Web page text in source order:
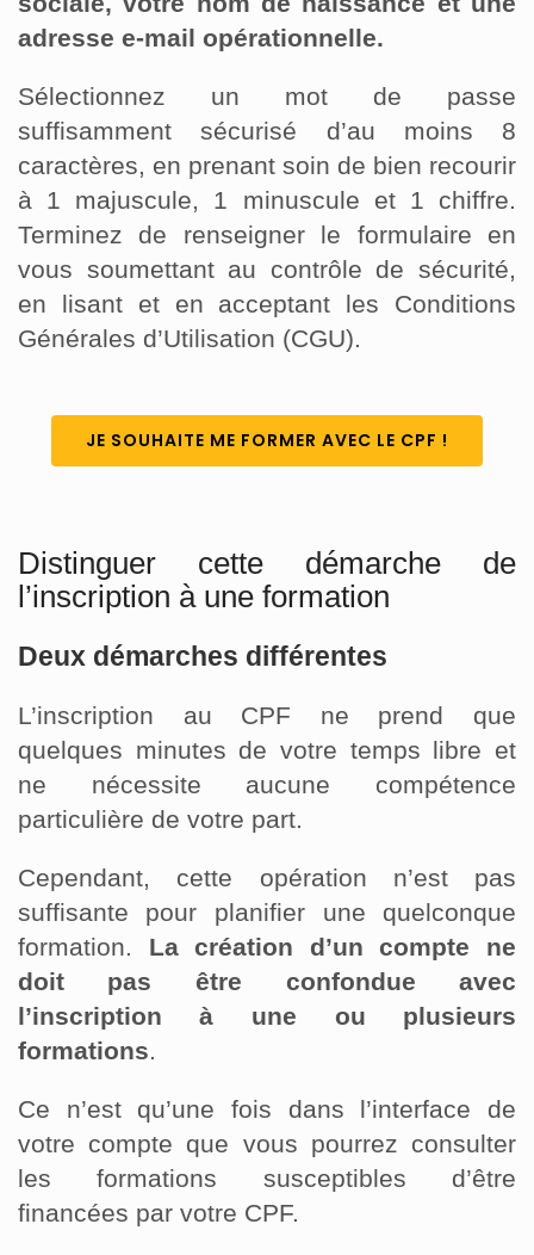
adresse e-mail opérationnelle.
Sélectionnez un mot de passe
suffisamment sécurisé d’au moins 8
caractères, en prenant soin de bien recourir
à 1 majuscule, 1 minuscule et 1 chiffre.
Terminez de renseigner le formulaire en
vous soumettant au contrôle de sécurité,
en lisant et en acceptant les Conditions
Générales d’Utilisation (CGU).
JE SOUHAITE ME FORMER AVEC LE CPF !
Distinguer cette démarche de
l’inscription à une formation
Deux démarches différentes
L’inscription au CPF ne prend que
quelques minutes de votre temps libre et
ne nécessite aucune compétence
particulière de votre part.
Cependant, cette opération n’est pas
suffisante pour planifier une quelconque
formation. La création d’un compte ne
doit pas être confondue avec
l’inscription à une ou plusieurs
formations.
Ce n’est qu’une fois dans l’interface de
votre compte que vous pourrez consulter
les formations susceptibles d’être
financées par votre CPF.